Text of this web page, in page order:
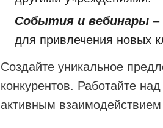
События и вебинары –
для привлечения новых
Создайте уникальное
конкурентов. Работайте
активным